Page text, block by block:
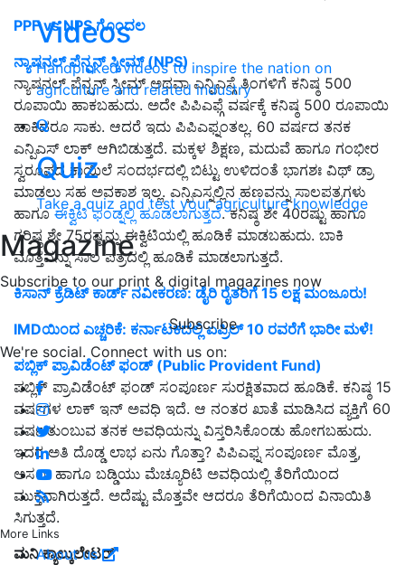
Videos
Handpicked videos to inspire the nation on
agriculture and related industry
Quiz
Take a quiz and test your agriculture knowledge
Magazine
Subscribe to our print & digital magazines now
Subscribe
We're social. Connect with us on:
More Links
About us
PPF vs NPS ಗೊಂದಲ
ನ್ಯಾಷನಲ್ ಪೆನ್ಷನ್ ಸ್ಕೀಮ್ (NPS)
ನ್ಯಾಷನಲ್ ಪೆನ್ಷನ್ ಸ್ಕೀಮ್ ಅಥವಾ ಎನ್ಪಿಎಸ್ಗೆ ತಿಂಗಳಿಗೆ ಕನಿಷ್ಠ 500
ರೂಪಾಯಿ ಹಾಕಬಹುದು. ಅದೇ ಪಿಪಿಎಫ್ಗೆ ವರ್ಷಕ್ಕೆ ಕನಿಷ್ಠ 500 ರೂಪಾಯಿ
ಹಾಕಿದರೂ ಸಾಕು. ಆದರೆ ಇದು ಪಿಪಿಎಫ್ನಂತಲ್ಲ. 60 ವರ್ಷದ ತನಕ
ಎನ್ಪಿಎಸ್ ಲಾಕ್ ಆಗಿಬಿಡುತ್ತದೆ. ಮಕ್ಕಳ ಶಿಕ್ಷಣ, ಮದುವೆ ಹಾಗೂ ಗಂಭೀರ
ಸ್ವರೂಪದ ಕಾಯಿಲೆ ಸಂದರ್ಭದಲ್ಲಿ ಬಿಟ್ಟು ಉಳಿದಂತೆ ಭಾಗಶಃ ವಿಥ್ ಡ್ರಾ
ಮಾಡಲು ಸಹ ಅವಕಾಶ ಇಲ್ಲ. ಎನ್ಪಿಎಸ್ನಲ್ಲಿನ ಹಣವನ್ನು ಸಾಲಪತ್ರಗಳು
ಹಾಗೂಈಕ್ವಿಟಿ ಫಂಡ್ನಲ್ಲಿ ಹೂಡಲಾಗುತ್ತದೆ. ಕನಿಷ್ಠ ಶೇ 40ರಷ್ಟು ಹಾಗೂ
ಗರಿಷ್ಠ ಶೇ 75ರಷ್ಟನ್ನು ಈಕ್ವಿಟಿಯಲ್ಲಿ ಹೂಡಿಕೆ ಮಾಡಬಹುದು. ಬಾಕಿ
ಮೊತ್ತವನ್ನು ಸಾಲ ಪತ್ರದಲ್ಲಿ ಹೂಡಿಕೆ ಮಾಡಲಾಗುತ್ತದೆ.
ಕಿಸಾನ್ ಕ್ರೆಡಿಟ್ ಕಾರ್ಡ್ ನವೀಕರಣ: ಡೈರಿ ರೈತರಿಗೆ 15 ಲಕ್ಷ ಮಂಜೂರು!
IMDಯಿಂದ ಎಚ್ಚರಿಕೆ: ಕರ್ನಾಟಕದಲ್ಲಿ ಏಪ್ರಿಲ್ 10 ರವರೆಗೆ ಭಾರೀ ಮಳೆ!
ಪಬ್ಲಿಕ್ ಪ್ರಾವಿಡೆಂಟ್ ಫಂಡ್ (Public Provident Fund)
ಪಬ್ಲಿಕ್ ಪ್ರಾವಿಡೆಂಟ್ ಫಂಡ್ ಸಂಪೂರ್ಣ ಸುರಕ್ಷಿತವಾದ ಹೂಡಿಕೆ. ಕನಿಷ್ಠ 15
ವರ್ಷಗಳ ಲಾಕ್ ಇನ್ ಅವಧಿ ಇದೆ. ಆ ನಂತರ ಖಾತೆ ಮಾಡಿಸಿದ ವ್ಯಕ್ತಿಗೆ 60
ವರ್ಷ ತುಂಬುವ ತನಕ ಅವಧಿಯನ್ನು ವಿಸ್ತರಿಸಿಕೊಂಡು ಹೋಗಬಹುದು.
ಇದರ ಅತಿ ದೊಡ್ಡ ಲಾಭ ಏನು ಗೊತ್ತಾ? ಪಿಪಿಎಫ್ನ ಸಂಪೂರ್ಣ ಮೊತ್ತ,
ಅಸಲು ಹಾಗೂ ಬಡ್ಡಿಯು ಮೆಚ್ಯೂರಿಟಿ ಅವಧಿಯಲ್ಲಿ ತೆರಿಗೆಯಿಂದ
ಮುಕ್ತವಾಗಿರುತ್ತದೆ. ಅದೆಷ್ಟು ಮೊತ್ತವೇ ಆದರೂ ತೆರಿಗೆಯಿಂದ ವಿನಾಯಿತಿ
ಸಿಗುತ್ತದೆ.
ಮನಿ ಕ್ಯಾಲ್ಕುಲೇಟರ್